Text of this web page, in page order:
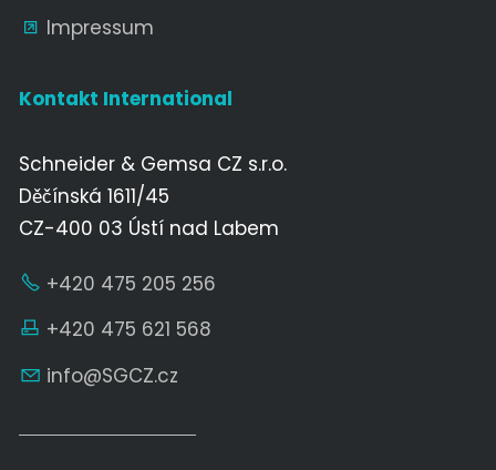
Impressum
Kontakt International
Schneider & Gemsa CZ s.r.o.
Děčínská 1611/45
CZ-400 03 Ústí nad Labem
+420 475 205 256
+420 475 621 568
nf
SGCZ cz